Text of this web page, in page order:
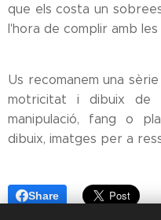
que els costa un
l'hora de complir amb
Us recomanem una
motricitat i dibuix de
manipulació, fang o
dibuix, imatges per a
Share